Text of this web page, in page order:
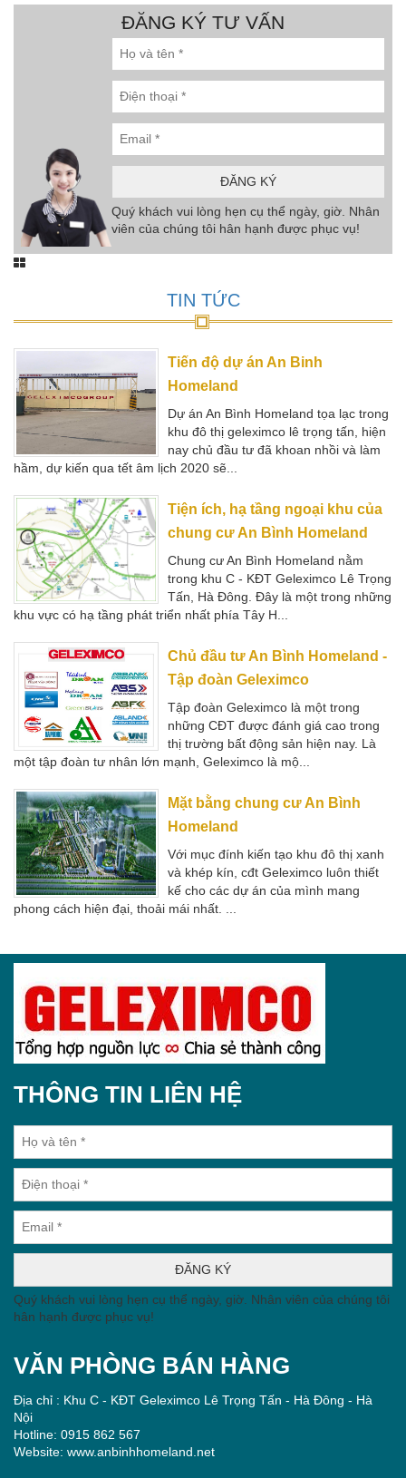
Quý khách vui lòng hẹn cụ thể ngày, giờ. Nhân
viên của chúng tôi hân hạnh được phục vụ!
TIN TỨC
Homeland
khu đô thị geleximco lê trọng tấn, hiện
nay chủ đầu tư đã khoan nhồi và làm
hầm, dự kiến qua tết âm lịch 2020 sẽ...
Tiện ích, hạ tầng ngoại khu của
chung cư An Bình Homeland
trong khu C - KĐT Geleximco Lê Trọng
Tấn, Hà Đông. Đây là một trong những
khu vực có hạ tầng phát triển nhất phía Tây H...
Chủ đầu tư An Bình Homeland -
Tập đoàn Geleximco
những CĐT được đánh giá cao trong
một tập đoàn tư nhân lớn mạnh, Geleximco là mộ...
Mặt bằng chung cư An Bình
Homeland
và khép kín, cđt Geleximco luôn thiết
kế cho các dự án của mình mang
phong cách hiện đại, thoải mái nhất. ...
THÔNG TIN LIÊN HỆ
Quý khách vui lòng hẹn cụ thể ngày, giờ. Nhân viên của chúng tôi
hân hạnh được phục vụ!
VĂN PHÒNG BÁN HÀNG
Địa chỉ : Khu C - KĐT Geleximco Lê Trọng Tấn - Hà Đông - Hà
Hotline: 0915 862 567
Website: www.anbinhhomeland.net
Danh sách dự án tốt
chung cư Rose Town
Danko City Thái Nguyên
Danko Avenue